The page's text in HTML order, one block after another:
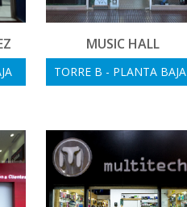
MUSIC HALL
TORRE B - PLANTA BAJA